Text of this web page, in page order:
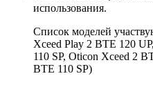
использования.
Список моделей
Xceed Play 2 BTE 120
110 SP, Oticon Xceed 2
BTE 110 SP)